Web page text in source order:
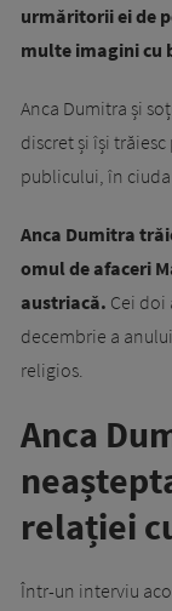
urmăritorii ei de
multe imagini cu
Anca Dumitra și
discret și își
publicului, în
Anca Dumitra
omul de afaceri
austriacă. Cei doi
decembrie a
religios.
Anca
relației
Într-un interviu